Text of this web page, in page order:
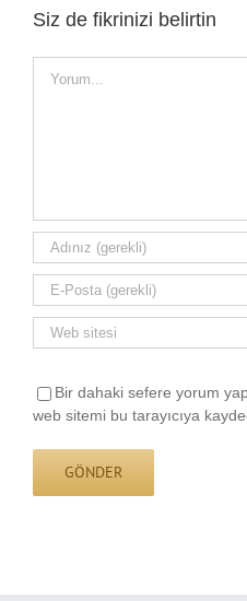
Siz de fikrinizi belirtin
Bir dahaki sefere yorum
web sitemi bu tarayıcıya